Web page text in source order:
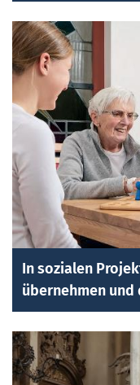
In sozialen
übernehmen und